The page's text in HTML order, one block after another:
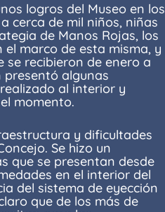
logros del Museo en los
cerca de mil niños, niñas
de Manos Rojas, los
marco de esta misma, y
se recibieron de enero a
presentó algunas
al interior y
momento.
y dificultades
Se hizo un
que se presentan desde
en el interior del
del sistema de eyección
que de los más de